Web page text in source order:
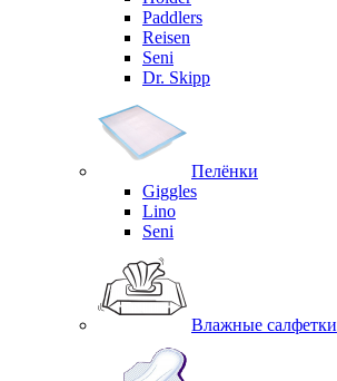
Paddlers
Reisen
Seni
Dr. Skipp
Пелёнки
Giggles
Lino
Seni
Влажные салфетки